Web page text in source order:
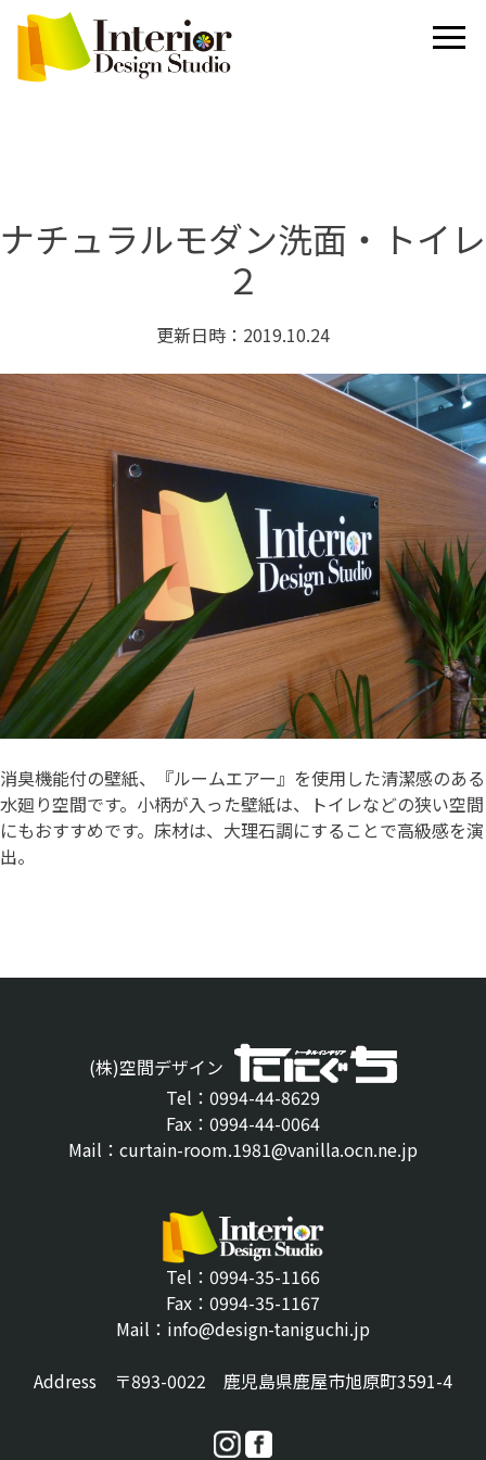
ナチュラルモダン洗面・トイレ
２
更新日時：2019.10.24
消臭機能付の壁紙、『ルームエアー』を使用した清潔感のある
水廻り空間です。小柄が入った壁紙は、トイレなどの狭い空間
にもおすすめです。床材は、大理石調にすることで高級感を演
出。
(株)空間デザイン
Tel：0994-44-8629
Fax：0994-44-0064
Mail：curtain-room.1981@vanilla.ocn.ne.jp
Tel：0994-35-1166
Fax：0994-35-1167
Mail：info@design-taniguchi.jp
Address 〒893-0022 鹿児島県鹿屋市旭原町3591-4